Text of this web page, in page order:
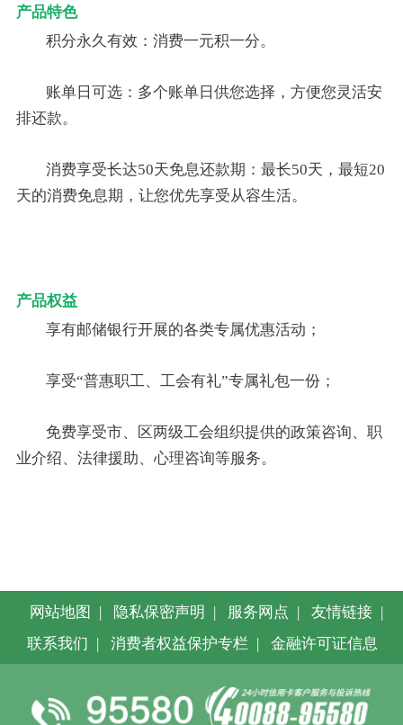
产品特色
积分永久有效：消费一元积一分。
账单日可选：多个账单日供您选择，方便您灵活安
排还款。
消费享受长达50天免息还款期：最长50天，最短20
天的消费免息期，让您优先享受从容生活。
产品权益
享有邮储银行开展的各类专属优惠活动；
享受“普惠职工、工会有礼”专属礼包一份；
免费享受市、区两级工会组织提供的政策咨询、职
业介绍、法律援助、心理咨询等服务。
网站地图 | 隐私保密声明 | 服务网点 | 友情链接 |
联系我们 | 消费者权益保护专栏 | 金融许可证信息